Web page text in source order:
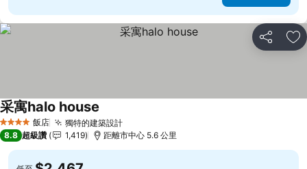
分享 加
4 星級 飯店 獨特的建築設計查看價格
采寓halo house
8.8 超級讚 1,419 距離市中心 5.6 公里